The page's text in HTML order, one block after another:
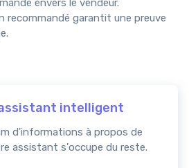
envers le vendeur.
recommandé garantit une preuve
intelligent
d'informations à propos de
assistant s'occupe du reste.